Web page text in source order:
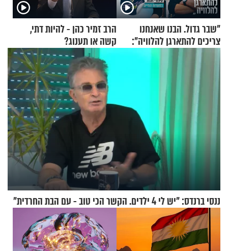
"שבר גדול. הבנו שאנחנו
צריכים להתארגן להלוויה":
זוגיות במבחן, הפעם עם מרים
וגד דנינו
הרב זמיר כהן - להיות דתי,
קשה או תענוג?
ננסי ברנדס: "יש לי 4 ילדים. הקשר הכי טוב - עם הבת החרדית"